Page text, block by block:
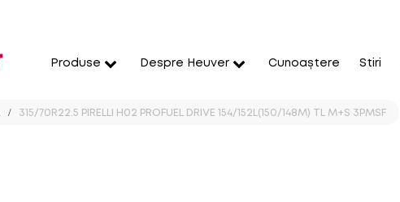
Produse Despre Heuver Cunoaștere Stiri
315/70R22.5 PIRELLI H02 PROFUEL DRIVE 154/152L(150/148M) TL M+S 3PMSF